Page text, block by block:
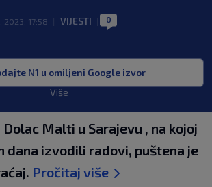
2023. 17:58 VIJESTI 0
N1 u omiljeni Google izvor
Više
Malti u Sarajevu , na kojoj
dana izvodili radovi, puštena je
Pročitaj više